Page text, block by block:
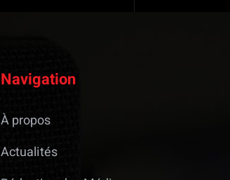
Navigation
À propos
Actualités